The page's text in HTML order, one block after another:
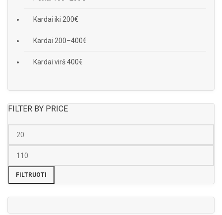
Kardai iki 200€
Kardai 200–400€
Kardai virš 400€
FILTER BY PRICE
FILTRUOTI